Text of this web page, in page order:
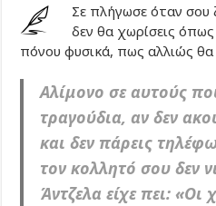
Σε πλήγωσε όταν σου
δεν θα χωρίσεις
πόνου φυσικά, πως αλλιώς θα
Αλίμονο σε αυτούς
τραγούδια, αν δεν
και δεν πάρεις
τον κολλητό σου δεν
Άντζελα είχε πει: «Οι